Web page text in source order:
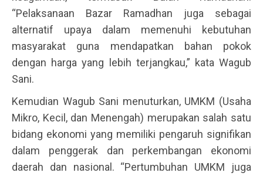
“Pelaksanaan Bazar Ramadhan juga sebagai
alternatif upaya dalam memenuhi kebutuhan
masyarakat guna mendapatkan bahan pokok
dengan harga yang lebih terjangkau,” kata Wagub
Sani.
Kemudian Wagub Sani menuturkan, UMKM (Usaha
Mikro, Kecil, dan Menengah) merupakan salah satu
bidang ekonomi yang memiliki pengaruh signifikan
dalam penggerak dan perkembangan ekonomi
daerah dan nasional. “Pertumbuhan UMKM juga